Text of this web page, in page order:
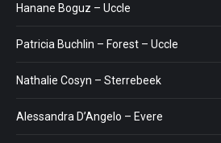
Hanane Boguz – Uccle
Patricia Buchlin – Forest – Uccle
Nathalie Cosyn – Sterrebeek
Alessandra D’Angelo – Evere